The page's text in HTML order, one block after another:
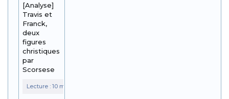
[Analyse]
Travis et
Franck,
deux
figures
christiques
par
Scorsese